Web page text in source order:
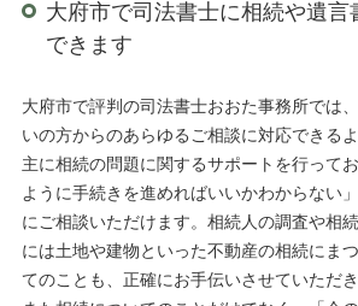
大府市で司法書士に相続や遺言
できます
大府市で評判の司法書士おおた事務所では
いの方からのあらゆるご相談に対応できる
主に相続の問題に関するサポートを行って
ように手続きを進めればいいかわからない
にご相談いただけます。相続人の調査や相
には土地や建物といった不動産の相続にま
てのことも、正確にお手伝いさせていただき